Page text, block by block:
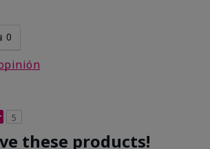
0
5
these products!